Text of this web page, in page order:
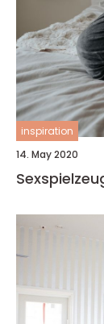
inspiration
14. May 2020